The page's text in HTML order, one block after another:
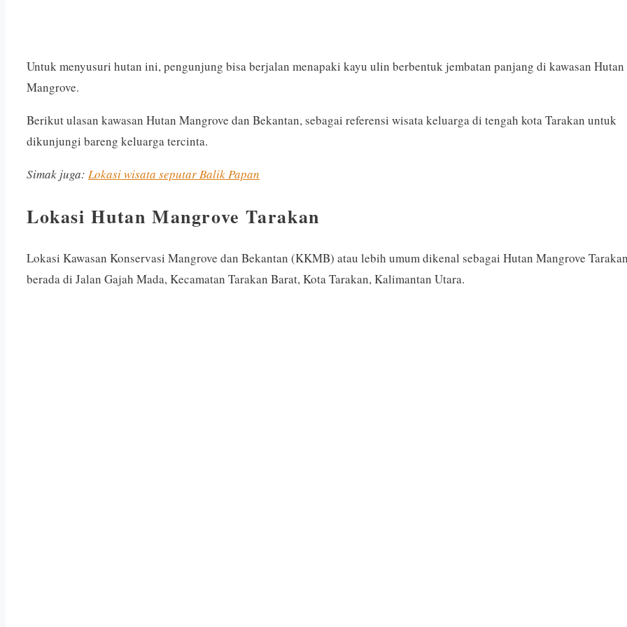
Untuk menyusuri hutan ini, pengunjung bisa berjalan menapaki kayu ulin berbentuk jembatan panjang di kawasan Hutan
Mangrove.
Berikut ulasan kawasan Hutan Mangrove dan Bekantan, sebagai referensi wisata keluarga di tengah kota Tarakan untuk
dikunjungi bareng keluarga tercinta.
Simak juga: Lokasi wisata seputar Balik Papan
Lokasi Hutan Mangrove Tarakan
Lokasi Kawasan Konservasi Mangrove dan Bekantan (KKMB) atau lebih umum dikenal sebagai Hutan Mangrove
berada di Jalan Gajah Mada, Kecamatan Tarakan Barat, Kota Tarakan, Kalimantan Utara.